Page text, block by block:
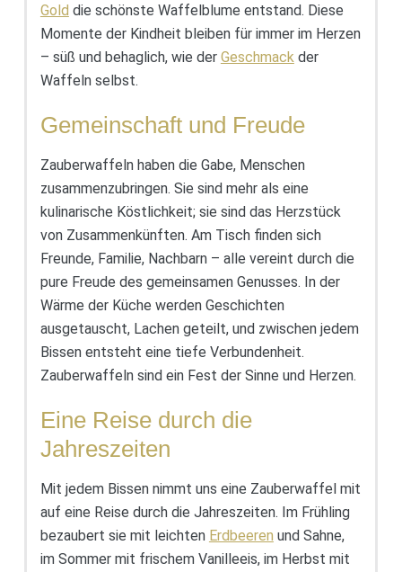
Gold die schönste Waffelblume entstand. Diese
Momente der Kindheit bleiben für immer im Herzen
– süß und behaglich, wie der Geschmack der
Waffeln selbst.
Gemeinschaft und Freude
Zauberwaffeln haben die Gabe, Menschen
zusammenzubringen. Sie sind mehr als eine
kulinarische Köstlichkeit; sie sind das Herzstück
von Zusammenkünften. Am Tisch finden sich
Freunde, Familie, Nachbarn – alle vereint durch die
pure Freude des gemeinsamen Genusses. In der
Wärme der Küche werden Geschichten
ausgetauscht, Lachen geteilt, und zwischen jedem
Bissen entsteht eine tiefe Verbundenheit.
Zauberwaffeln sind ein Fest der Sinne und Herzen.
Eine Reise durch die
Jahreszeiten
Mit jedem Bissen nimmt uns eine Zauberwaffel mit
auf eine Reise durch die Jahreszeiten. Im Frühling
bezaubert sie mit leichten Erdbeeren und Sahne,
im Sommer mit frischem Vanilleeis, im Herbst mit